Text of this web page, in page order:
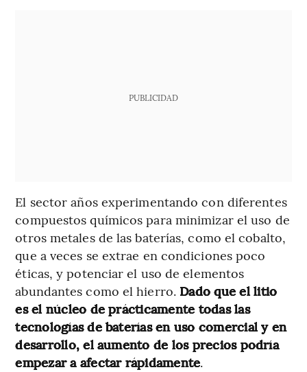
PUBLICIDAD
El sector años experimentando con diferentes
compuestos químicos para minimizar el uso de
otros metales de las baterías, como el cobalto,
que a veces se extrae en condiciones poco
éticas, y potenciar el uso de elementos
abundantes como el hierro. Dado que el litio
es el núcleo de prácticamente todas las
tecnologías de baterías en uso comercial y en
desarrollo, el aumento de los precios podría
empezar a afectar rápidamente.